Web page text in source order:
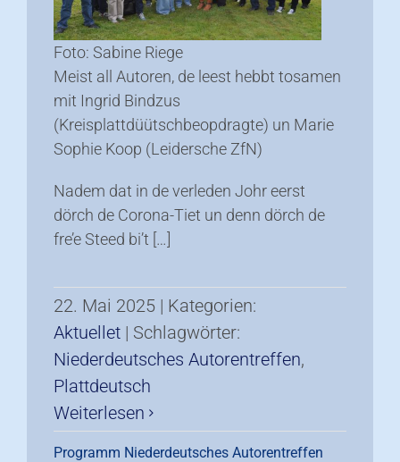
Foto: Sabine Riege
Meist all Autoren, de leest hebbt tosamen
mit Ingrid Bindzus
(Kreisplattdüütschbeopdragte) un Marie
Sophie Koop (Leidersche ZfN)
Nadem dat in de verleden Johr eerst
dörch de Corona-Tiet un denn dörch de
fre’e Steed bi’t […]
22. Mai 2025 | Kategorien:
Aktuellet | Schlagwörter:
Niederdeutsches Autorentreffen,
Plattdeutsch
Weiterlesen
Programm Niederdeutsches Autorentreffen